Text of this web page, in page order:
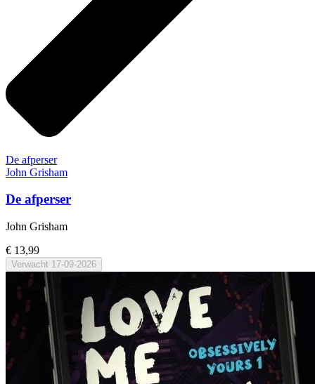
De afperser
John Grisham
De afperser
John Grisham
€ 13,99
Verwacht 17-09-2026